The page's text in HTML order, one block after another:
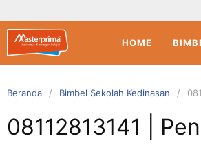
HOME
Beranda Bimbel Sekolah Kedinasan
08112813141 |